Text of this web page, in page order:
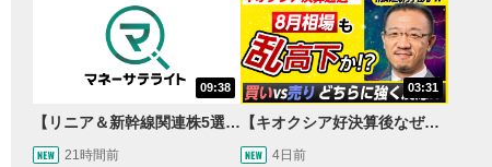
09:38
【リニア＆新幹線関連株5選】静岡県知事の承認でリニア路線工事進展！北陸新幹線も「小浜・京都ルート」再決定！関連する注目の銘柄は？＜たけぞうNEWS＞
21時間前
03:31
【キオクシア好決算後なぜ乱高下!?】買い材料は自社株買いと株式分割/売りのサインとは…？
4日前